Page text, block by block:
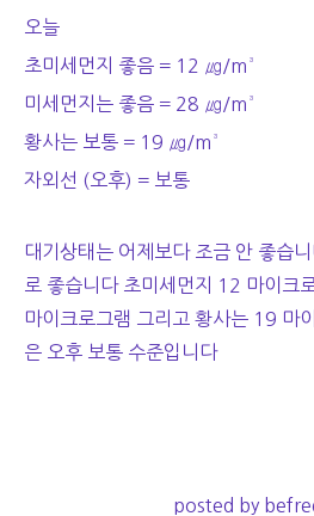
오늘
초미세먼지 좋음 = 12 ㎍/m³
미세먼지는 좋음 = 28 ㎍/m³
황사는 보통 = 19 ㎍/m³
자외선 (오후) = 보통
대기상태는 어제보다 조금 안 좋습
로 좋습니다 초미세먼지 12 마이크
마이크로그램 그리고 황사는 19 마
은 오후 보통 수준입니다
posted by